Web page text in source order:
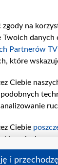
na
danych
Partnerów
które
Ciebie
Ciebie
w
i